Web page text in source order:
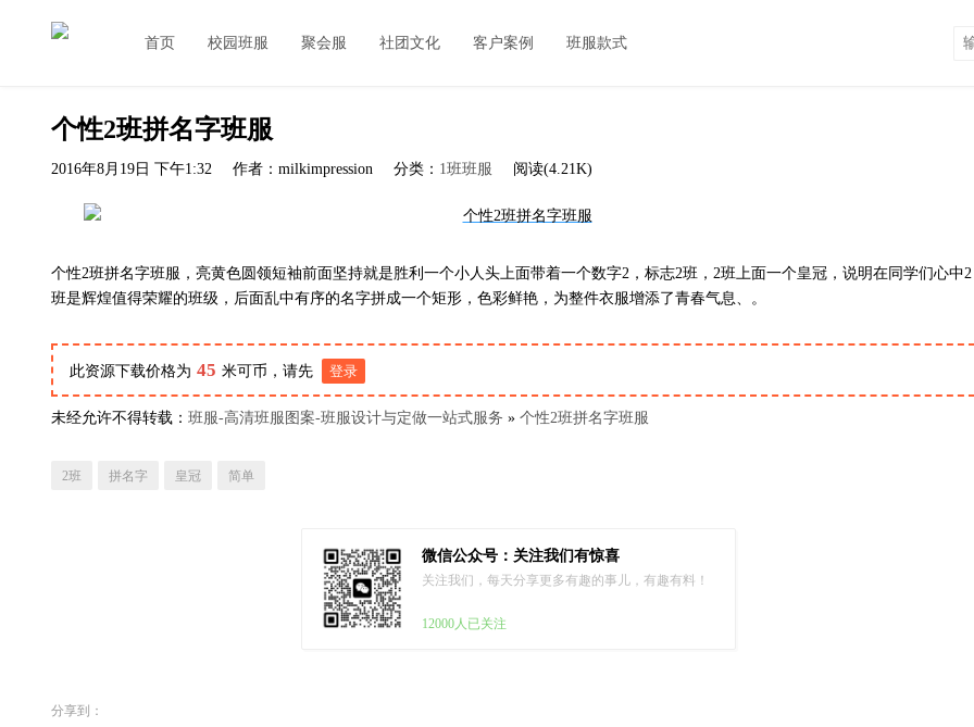
首页 校园班服 聚会服 社团文化 客户案例 班服款式
个性2班拼名字班服
2016年8月19日 下午1:32 作者：milkimpression 分类： 1班班服 阅读(4.21K)
个性2班拼名字班服，亮黄色圆领短袖前面坚持就是胜利一个小人头上面带着一个数字2，标志2班，2班上面一个皇冠，说明在同学们心中2
班是辉煌值得荣耀的班级，后面乱中有序的名字拼成一个矩形，色彩鲜艳，为整件衣服增添了青春气息、。
此资源下载价格为 45 米可币，请先 登录
未经允许不得转载： 班服-高清班服图案-班服设计与定做一站式服务 » 个性2班拼名字班服
2班 拼名字 皇冠 简单
微信公众号：关注我们有惊喜
关注我们，每天分享更多有趣的事儿，有趣有料！
12000人已关注
分享到：